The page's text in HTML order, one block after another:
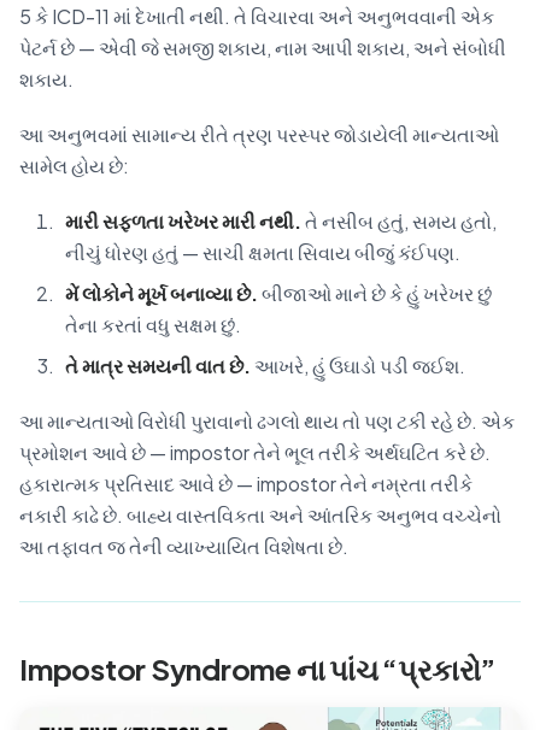
5 કે ICD-11 માં દેખાતી નથી. તે વિચારવા અને અનુભવવાની એક
પેટર્ન છે — એવી જે સમજી શકાય, નામ આપી શકાય, અને સંબોધી
શકાય.
આ અનુભવમાં સામાન્ય રીતે ત્રણ પરસ્પર જોડાયેલી માન્યતાઓ
સામેલ હોય છે:
મારી સફળતા ખરેખર મારી નથી.તે નસીબ હતું, સમય હતો,
નીચું ધોરણ હતું — સાચી ક્ષમતા સિવાય બીજું કંઈપણ.
મેં લોકોને મૂર્ખ બનાવ્યા છે.બીજાઓ માને છે કે હું ખરેખર છું
તેના કરતાં વધુ સક્ષમ છું.
તે માત્ર સમયની વાત છે. આખરે, હું ઉઘાડો પડી જઈશ.
આ માન્યતાઓ વિરોધી પુરાવાનો ઢગલો થાય તો પણ ટકી રહે છે. એક
પ્રમોશન આવે છે — impostor તેને ભૂલ તરીકે અર્થઘટિત કરે છે.
હકારાત્મક પ્રતિસાદ આવે છે — impostor તેને નમ્રતા તરીકે
નકારી કાઢે છે. બાહ્ય વાસ્તવિકતા અને આંતરિક અનુભવ વચ્ચેનો
આ તફાવત જ તેની વ્યાખ્યાયિત વિશેષતા છે.
Impostor Syndrome ના પાંચ “પ્રકારો”